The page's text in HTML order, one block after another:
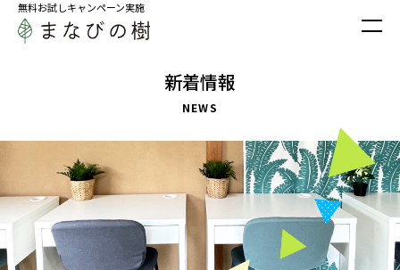
無料お試しキャンペーン実施
新着情報
NEWS